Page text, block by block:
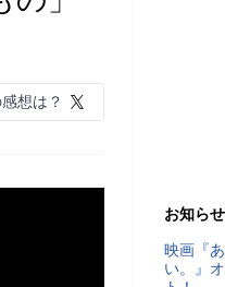
想は？
お知らせ
映画『
い。』